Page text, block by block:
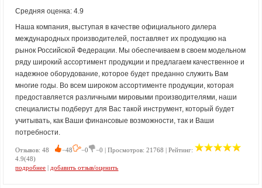
Средняя оценка: 4.9
Наша компания, выступая в качестве официального дилера
международных производителей, поставляет их продукцию на
рынок Российской Федерации. Мы обеспечиваем в своем модельном
ряду широкий ассортимент продукции и предлагаем качественное и
надежное оборудование, которое будет преданно служить Вам
многие годы. Во всем широком ассортименте продукции, которая
предоставляется различными мировыми производителями, наши
специалисты подберут для Вас такой инструмент, который будет
учитывать, как Ваши финансовые возможности, так и Ваши
потребности.
Отзывов: 48 −48 −0
−0 | Просмотров: 21768 | Рейтинг:
4.9(48)
подробнее | добавить отзыв/оценить